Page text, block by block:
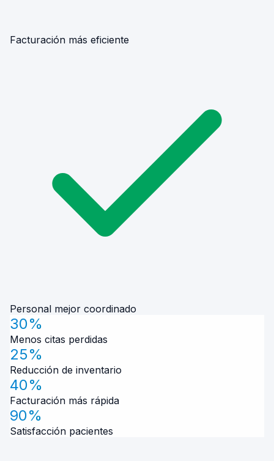
Facturación más eficiente
Personal mejor coordinado
30%
Menos citas perdidas
25%
Reducción de inventario
40%
Facturación más rápida
90%
Satisfacción pacientes